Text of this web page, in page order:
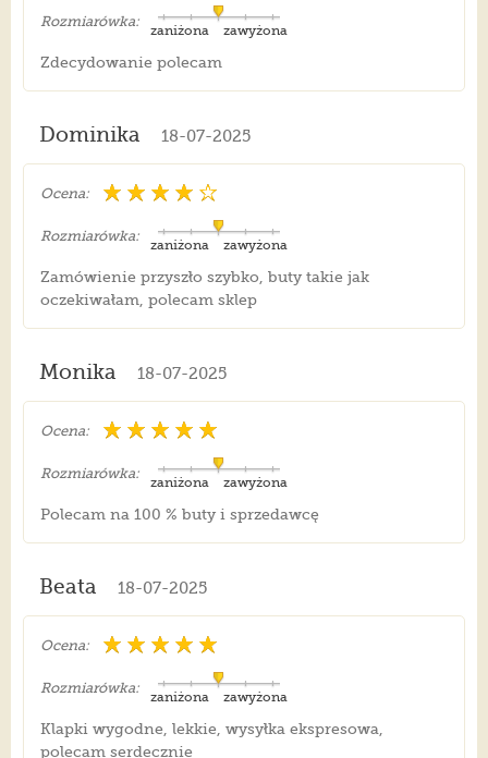
Rozmiarówka:
zawyżona
zaniżona
Zdecydowanie polecam
Dominika 18-07-2025
Ocena:
Rozmiarówka:
zawyżona
zaniżona
Zamówienie przyszło szybko, buty takie jak
oczekiwałam, polecam sklep
Monika 18-07-2025
Ocena:
Rozmiarówka:
zawyżona
zaniżona
Polecam na 100 % buty i sprzedawcę
Beata 18-07-2025
Ocena:
Rozmiarówka:
zawyżona
zaniżona
Klapki wygodne, lekkie, wysyłka ekspresowa,
polecam serdecznie